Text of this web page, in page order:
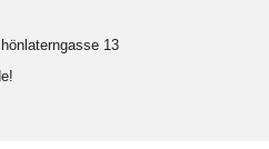
13